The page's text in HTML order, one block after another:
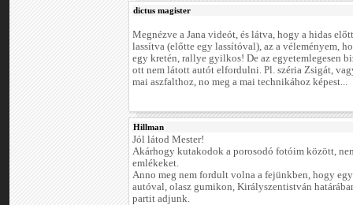
dictus magister
Megnézve a Jana videót, és látva, hogy a hidas
lassítva (előtte egy lassítóval), az a véleményem,
egy kretén, rallye gyilkos! De az egyetemlegesen
ott nem látott autót elfordulni. Pl. széria Zsigát,
mai aszfalthoz, no meg a mai technikához képest...
Hillman
Jól látod Mester!
Akárhogy kutakodok a porosodó fotóim között,
emlékeket.
Anno meg nem fordult volna a fejünkben, hogy
autóval, olasz gumikon, Királyszentistván
partit adjunk.